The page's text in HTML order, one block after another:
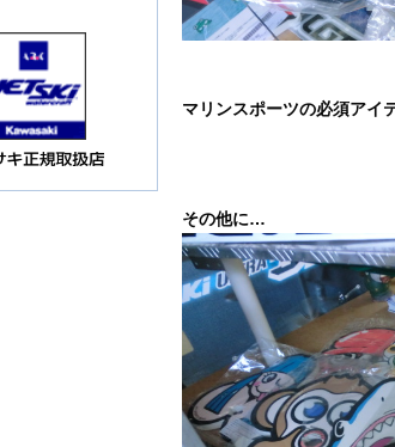
マリンスポーツの必須アイ
その他に…